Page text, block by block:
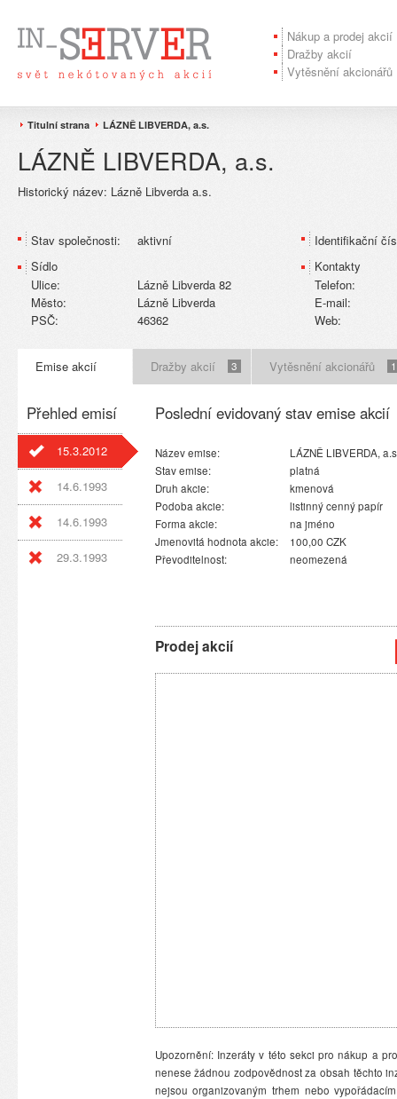
Nákup a prodej akcií
Dražby akcií
Vytěsnění akcionářů
Titulní strana LÁZNĚ LIBVERDA, a.s.
LÁZNĚ LIBVERDA, a.s.
Historický název: Lázně Libverda a.s.
Stav společnosti:
aktivní
Sídlo
Ulice:
Lázně Libverda 82
Město:
Lázně Libverda
PSČ:
46362
Identifikační
Kontakty
Telefon:
E-mail:
Web:
Emise akcií Dražby akcií 3 Vytěsnění akcionářů 1
Přehled emisí
15.3.2012
14.6.1993
14.6.1993
29.3.1993
Poslední evidovaný stav emise akcií
Název emise:
LÁZNĚ LIBVERDA,
Stav emise:
platná
Druh akcie:
kmenová
Podoba akcie:
listinný cenný papír
Forma akcie:
na jméno
Jmenovitá hodnota akcie:
100,00 CZK
Převoditelnost:
neomezená
Prodej akcií
Upozornění: Inzeráty v této sekci pro nákup a
nenese žádnou zodpovědnost za obsah těchto
nejsou organizovaným trhem nebo